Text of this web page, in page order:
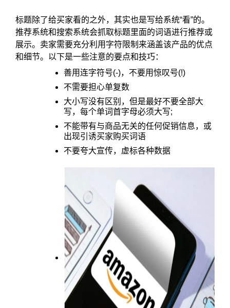
标题除了给买家看的之外，其实也是写给系统“看”的。
推荐系统和搜索系统会抓取标题里面的词语进行推荐或
展示。卖家需要充分利用字符限制来涵盖该产品的优点
和细节。以下是一些注意的要点和技巧：
善用连字符号(-)，不要用惊叹号(!)
不需要担心单复数
大小写没有区别，但是最好不要全部大
写，每个单词首字母必须大写;
不能带有与商品无关的任何促销信息，或
出现引诱买家购买词语
不要夸大宣传，虚标各种数据